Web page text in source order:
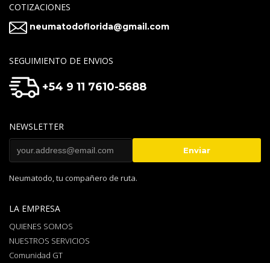
COTIZACIONES
neumatodoflorida@gmail.com
SEGUIMIENTO DE ENVIOS
+54 9 11 7610-5688
NEWSLETTER
Neumatodo, tu compañero de ruta.
LA EMPRESA
QUIENES SOMOS
NUESTROS SERVICIOS
Comunidad GT